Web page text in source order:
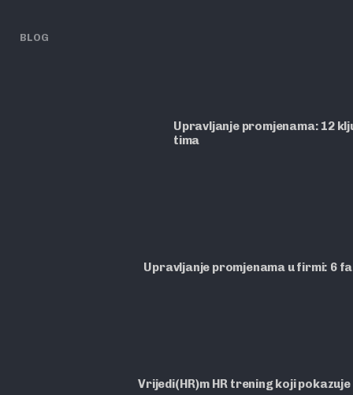
BLOG
Upravljanje promjenama: 12
tima
Upravljanje promjenama u firmi: 6
Vrijedi(HR)m HR trening koji